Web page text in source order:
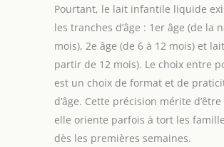
Pourtant, le lait infantile liquide
les tranches d’âge : 1er âge (de la
mois), 2e âge (de 6 à 12 mois) et
partir de 12 mois). Le choix entre
est un choix de format et de
d’âge. Cette précision mérite
elle oriente parfois à tort les
dès les premières semaines.